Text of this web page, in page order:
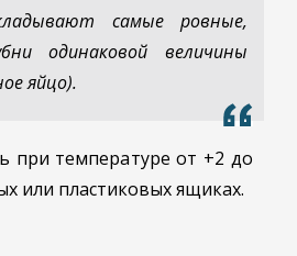
самые ровные,
одинаковой величины
яйцо).
при температуре от +2 до
или пластиковых ящиках.